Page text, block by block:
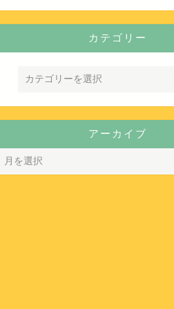
カテゴリー
アーカイブ